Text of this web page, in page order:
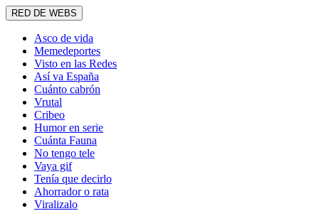
RED DE WEBS
Asco de vida
Memedeportes
Visto en las Redes
Así va España
Cuánto cabrón
Vrutal
Cribeo
Humor en serie
Cuánta Fauna
No tengo tele
Vaya gif
Tenía que decirlo
Ahorrador o rata
Viralizalo